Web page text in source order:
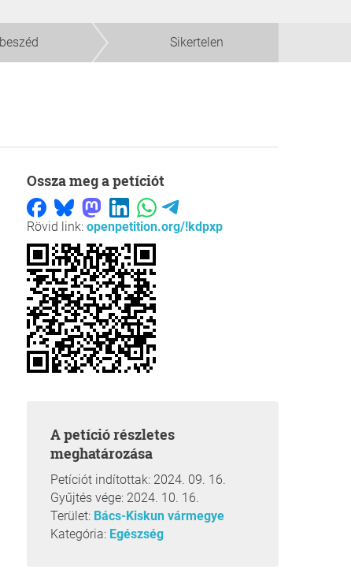
Sikertelen
Ossza meg a petíciót
Rövid link: openpetition.org/!kdpxp
A petíció részletes
meghatározása
Petíciót indítottak: 2024. 09. 16.
Gyűjtés vége: 2024. 10. 16.
Terület: Bács-Kiskun vármegye
Kategória: Egészség